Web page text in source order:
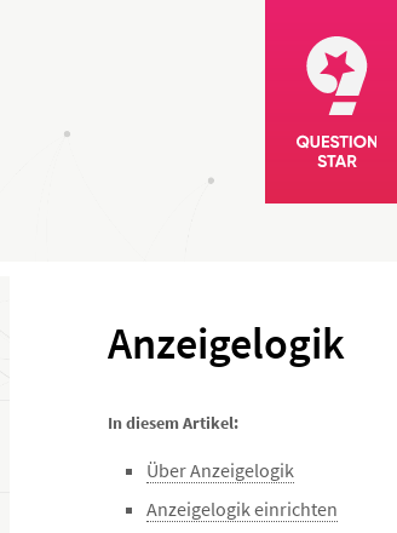
Anzeigelogik
In diesem Artikel:
Über Anzeigelogik
Anzeigelogik einrichten